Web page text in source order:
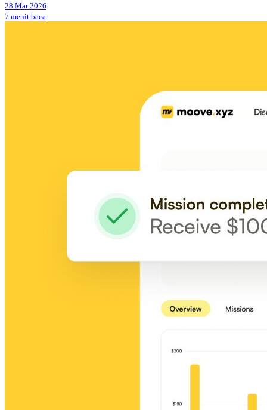
28 Mar 2026
7 menit baca